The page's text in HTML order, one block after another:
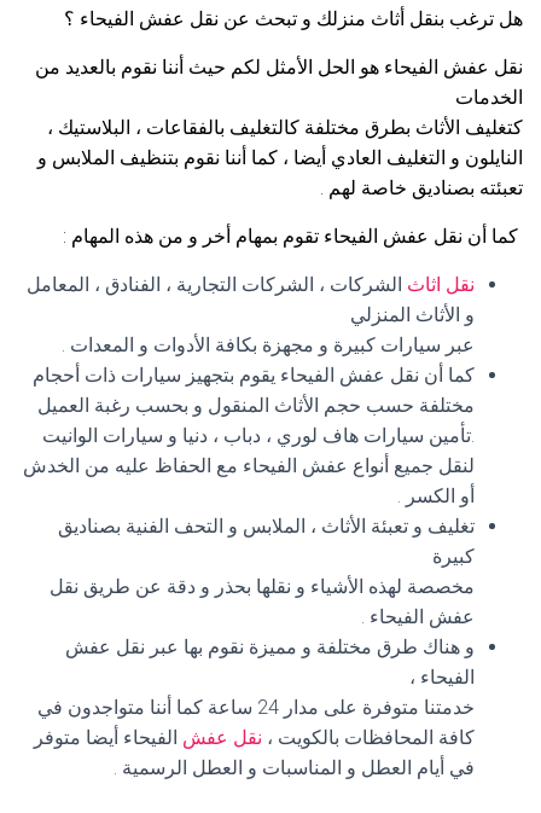
هل ترغب بنقل أثاث منزلك و تبحث عن نقل عفش الفيحاء ؟
نقل عفش الفيحاء هو الحل الأمثل لكم حيث أننا نقوم بالعديد من
الخدمات
كتغليف الأثاث بطرق مختلفة كالتغليف بالفقاعات ، البلاستيك ،
النايلون و التغليف العادي أيضا ، كما أننا نقوم بتنظيف الملابس و
تعبئته بصناديق خاصة لهم .
كما أن نقل عفش الفيحاء تقوم بمهام أخر و من هذه المهام :
نقل اثاث الشركات ، الشركات التجارية ، الفنادق ، المعامل
و الأثاث المنزلي
عبر سيارات كبيرة و مجهزة بكافة الأدوات و المعدات .
كما أن نقل عفش الفيحاء يقوم بتجهيز سيارات ذات أحجام
مختلفة حسب حجم الأثاث المنقول و بحسب رغبة العميل
.تأمين سيارات هاف لوري ، دباب ، دنيا و سيارات الوانيت
لنقل جميع أنواع عفش الفيحاء مع الحفاظ عليه من الخدش
أو الكسر .
تغليف و تعبئة الأثاث ، الملابس و التحف الفنية بصناديق
كبيرة
مخصصة لهذه الأشياء و نقلها بحذر و دقة عن طريق نقل
عفش الفيحاء .
و هناك طرق مختلفة و مميزة نقوم بها عبر نقل عفش
الفيحاء ،
خدمتنا متوفرة على مدار 24 ساعة كما أننا متواجدون في
كافة المحافظات بالكويت ، نقل عفش الفيحاء أيضا متوفر
في أيام العطل و المناسبات و العطل الرسمية .